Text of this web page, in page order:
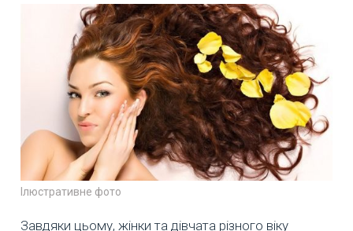
Ілюстративне фото
Завдяки цьому, жінки та дівчата різного віку